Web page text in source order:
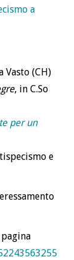
Vasto (CH)
, in C.So
per un
e